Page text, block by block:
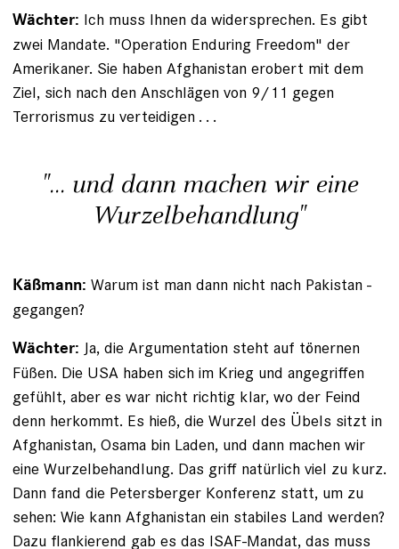
Wächter: Ich muss Ihnen da widersprechen. Es gibt
zwei Mandate. "Operation Enduring Freedom" der
Amerikaner. Sie haben Afghanistan erobert mit dem
Ziel, sich nach den Anschlägen von 9/11 gegen
Terrorismus zu verteidigen . . .
"... und dann machen wir eine
Wurzel­behandlung"
Käßmann: Warum ist man dann nicht nach Pakistan ­
gegangen?
Wächter: Ja, die Argumentation steht auf tönernen
Füßen. Die USA haben sich im Krieg und angegriffen
gefühlt, aber es war nicht richtig klar, wo der Feind
denn herkommt. Es hieß, die Wurzel des Übels sitzt in
Afghanistan, Osama bin Laden, und dann machen wir
eine Wurzel­behandlung. Das griff natürlich viel zu kurz.
Dann fand die Petersberger Konferenz statt, um zu
sehen: Wie kann Afghanistan ein stabiles Land werden?
Dazu flankierend gab es das ISAF-Mandat, das muss